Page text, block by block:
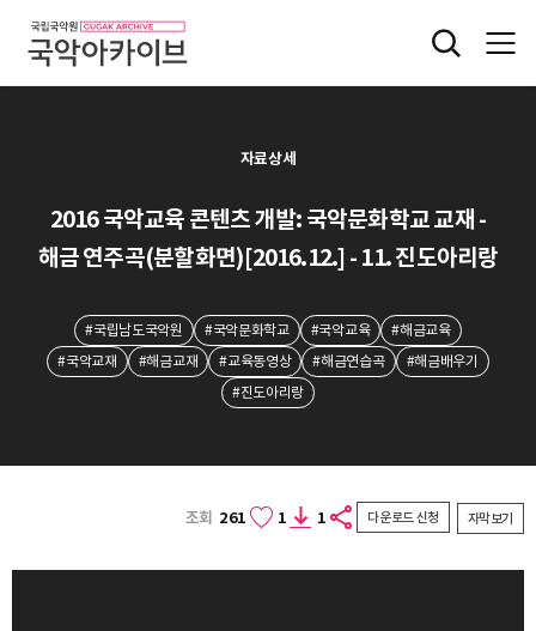
자료상세
2016 국악교육 콘텐츠 개발: 국악문화학교 교재 -
해금 연주곡(분할화면)[2016.12.] - 11. 진도아리랑
#국립남도국악원 #국악문화학교 #국악교육
#해금교육
#국악교재
#해금교재 #교육동영상 #해금연습곡
#해금배우기
#진도아리랑
조회 261 1 1 다운로드 신청 자막보기